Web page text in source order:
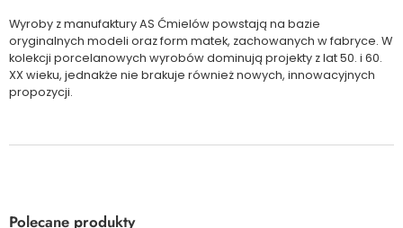
Wyroby z manufaktury AS Ćmielów powstają na bazie
oryginalnych modeli oraz form matek, zachowanych w fabryce. W
kolekcji porcelanowych wyrobów dominują projekty z lat 50. i 60.
XX wieku, jednakże nie brakuje również nowych, innowacyjnych
propozycji.
Polecane produkty